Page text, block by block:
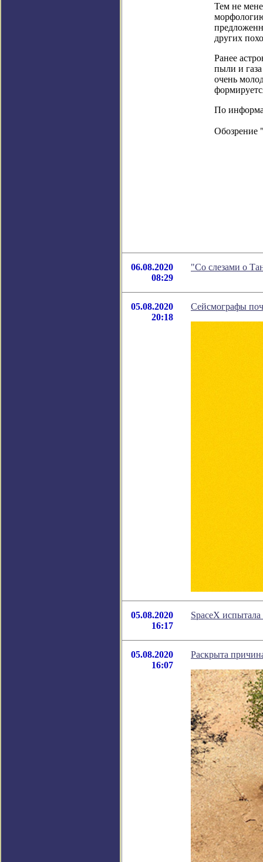
Тем не
других
Ранее
пыли и
очень
По
Обозрение
06.08.2020
08:29
"Со слезами о
05.08.2020
20:18
Сейсмографы
05.08.2020
16:17
SpaceX
05.08.2020
16:07
Раскрыта